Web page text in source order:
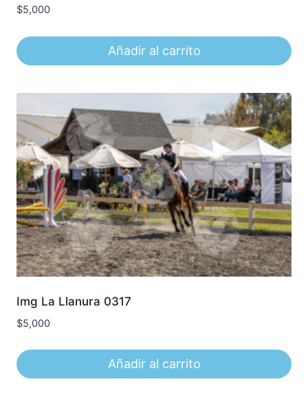
$5,000
Añadir al carrito
Img La Llanura 0317
$5,000
Añadir al carrito